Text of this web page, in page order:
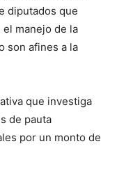
diputados que
manejo de la
son afines a la
que investiga
de pauta
por un monto de